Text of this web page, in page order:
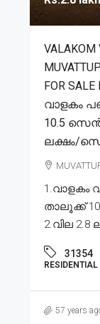
VALAKOM
FOR
വാളകം
10.5
ലക്ഷം/
1.വാളകം
താലൂക്ക്
2.വില
31354
57 years